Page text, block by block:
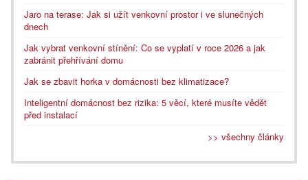
Jaro na terase: Jak si užít venkovní prostor i ve slunečných
dnech
Jak vybrat venkovní stínění: Co se vyplatí v roce 2026 a jak
zabránit přehřívání domu
Jak se zbavit horka v domácnosti bez klimatizace?
Inteligentní domácnost bez rizika: 5 věcí, které musíte vědět
před instalací
>> všechny články